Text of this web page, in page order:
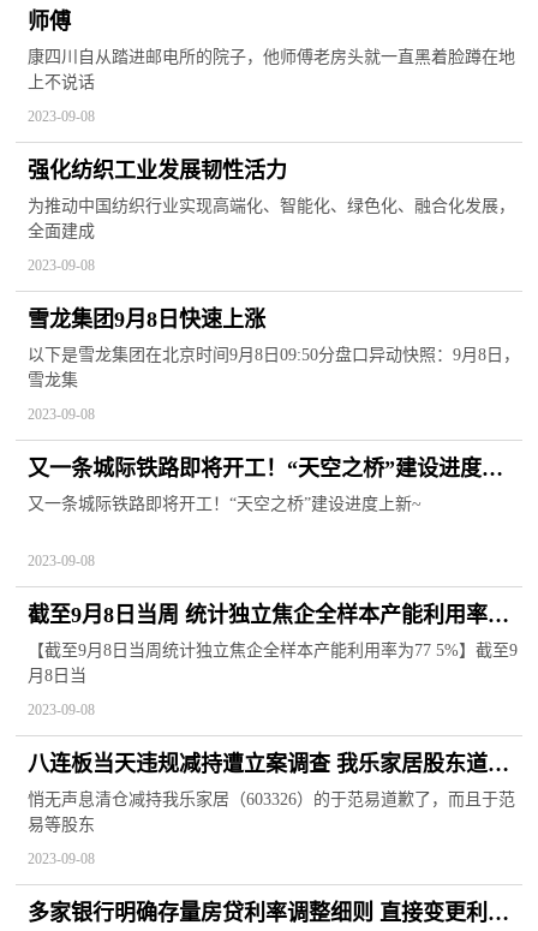
师傅
康四川自从踏进邮电所的院子，他师傅老房头就一直黑着脸蹲在地
上不说话
2023-09-08
强化纺织工业发展韧性活力
为推动中国纺织行业实现高端化、智能化、绿色化、融合化发展，
全面建成
2023-09-08
雪龙集团9月8日快速上涨
以下是雪龙集团在北京时间9月8日09:50分盘口异动快照：9月8日，
雪龙集
2023-09-08
又一条城际铁路即将开工！“天空之桥”建设进度上
新~
又一条城际铁路即将开工！“天空之桥”建设进度上新~
2023-09-08
截至9月8日当周 统计独立焦企全样本产能利用率为
77.5%
【截至9月8日当周统计独立焦企全样本产能利用率为77 5%】截至9
月8日当
2023-09-08
八连板当天违规减持遭立案调查 我乐家居股东道歉
承诺“购回”
悄无声息清仓减持我乐家居（603326）的于范易道歉了，而且于范
易等股东
2023-09-08
多家银行明确存量房贷利率调整细则 直接变更利率